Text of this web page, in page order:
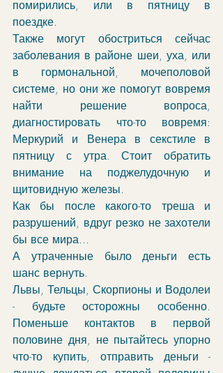
помирились, или в пятницу в
поездке.
Также могут обостриться сейчас
заболевания в районе шеи, уха, или
в гормональной, мочеполовой
системе, но они же помогут вовремя
найти решение вопроса,
диагностировать что-то вовремя:
Меркурий и Венера в секстиле в
пятницу с утра. Стоит обратить
внимание на поджелудочную и
щитовидную железы.
Как бы после какого-то треша и
разрушений, вдруг резко не захотели
бы все мира...
А утраченные было деньги есть
шанс вернуть.
Львы, Тельцы, Скорпионы и Водолеи
- будьте осторожны особенно.
Поменьше контактов в первой
половине дня, не пытайтесь упорно
что-то купить, отправить деньги -